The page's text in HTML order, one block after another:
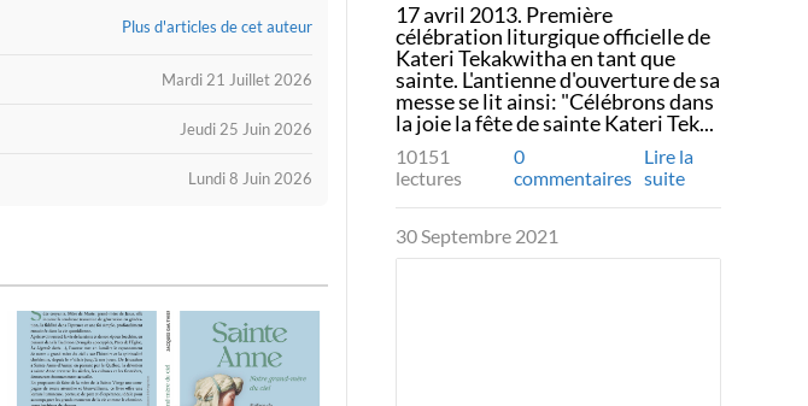
Plus d'articles de cet auteur
Mardi 21 Juillet 2026
Jeudi 25 Juin 2026
Lundi 8 Juin 2026
17 avril 2013. Première
célébration liturgique officielle de
Kateri Tekakwitha en tant que
sainte. L'antienne d'ouverture de sa
messe se lit ainsi: "Célébrons dans
la joie la fête de sainte Kateri Tek...
10151
lectures
0
commentaires
Lire la
suite
30 Septembre 2021